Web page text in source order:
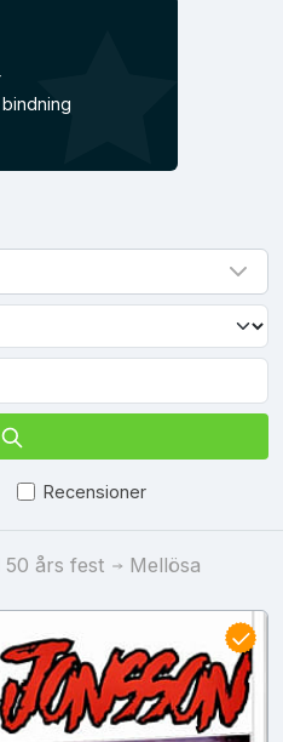
Recensioner
års fest Mellösa